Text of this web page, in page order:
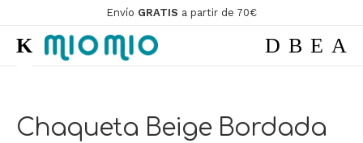
Envío GRATIS a partir de 70€
a
al
Chaqueta Beige Bordada